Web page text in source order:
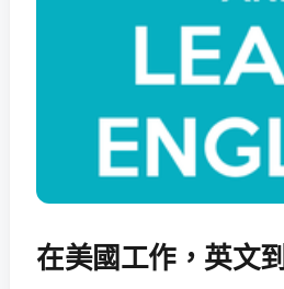
在美國工作，英文